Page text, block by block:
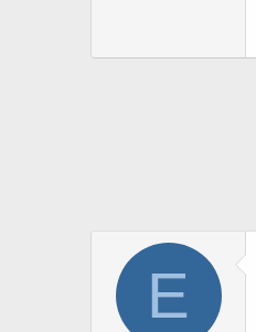
E